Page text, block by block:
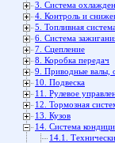
3. Система
4. Контроль и
5. Топливная
6. Система
7. Сцепление
8. Коробка передач
9. Приводные валы,
10. Подвеска
11. Рулевое
12. Тормозная
13. Кузов
14. Система
14.1.